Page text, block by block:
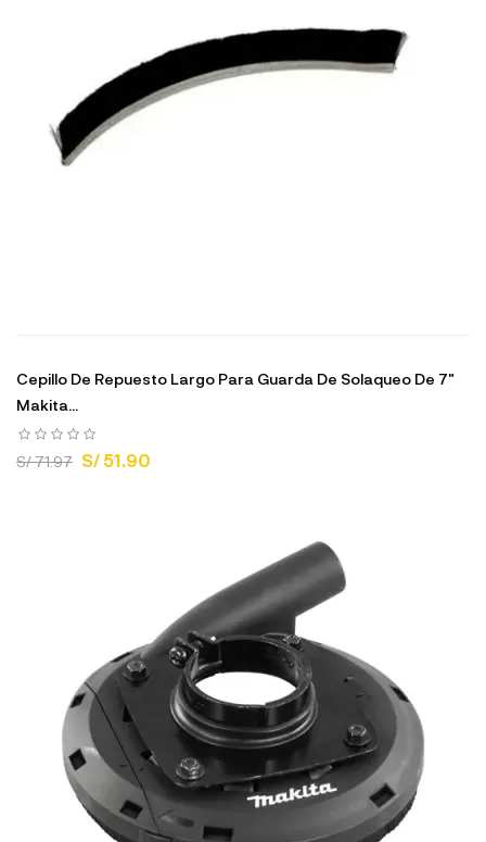
Cepillo De Repuesto Largo Para Guarda De Solaqueo De 7"
Makita...
S/ 71.97 S/ 51.90